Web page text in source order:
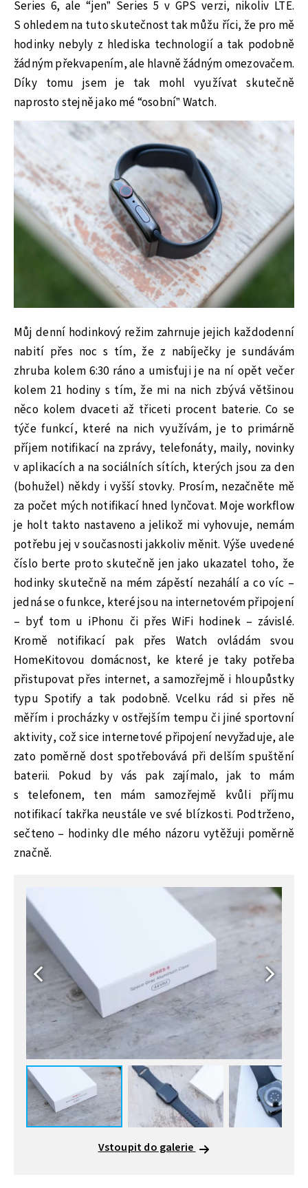
Series 6, ale “jen” Series 5 v GPS verzi, nikoliv LTE.
S ohledem na tuto skutečnost tak můžu říci, že pro mě
hodinky nebyly z hlediska technologií a tak podobně
žádným překvapením, ale hlavně žádným omezovačem.
Díky tomu jsem je tak mohl využívat skutečně
naprosto stejně jako mé “osobní” Watch.
Můj denní hodinkový režim zahrnuje jejich každodenní
nabití přes noc s tím, že z nabíječky je sundávám
zhruba kolem 6:30 ráno a umisťuji je na ní opět večer
kolem 21 hodiny s tím, že mi na nich zbývá většinou
něco kolem dvaceti až třiceti procent baterie. Co se
týče funkcí, které na nich využívám, je to primárně
příjem notifikací na zprávy, telefonáty, maily, novinky
v aplikacích a na sociálních sítích, kterých jsou za den
(bohužel) někdy i vyšší stovky. Prosím, nezačněte mě
za počet mých notifikací hned lynčovat. Moje workflow
je holt takto nastaveno a jelikož mi vyhovuje, nemám
potřebu jej v současnosti jakkoliv měnit. Výše uvedené
číslo berte proto skutečně jen jako ukazatel toho, že
hodinky skutečně na mém zápěstí nezahálí a co víc –
jedná se o funkce, které jsou na internetovém připojení
– byť tom u iPhonu či přes WiFi hodinek – závislé.
Kromě notifikací pak přes Watch ovládám svou
HomeKitovou domácnost, ke které je taky potřeba
přistupovat přes internet, a samozřejmě i hloupůstky
typu Spotify a tak podobně. Vcelku rád si přes ně
měřím i procházky v ostřejším tempu či jiné sportovní
aktivity, což sice internetové připojení nevyžaduje, ale
zato poměrně dost spotřebovává při delším spuštění
baterii. Pokud by vás pak zajímalo, jak to mám
s telefonem, ten mám samozřejmě kvůli příjmu
notifikací takřka neustále ve své blízkosti. Podtrženo,
sečteno – hodinky dle mého názoru vytěžuji poměrně
značně.
Vstoupit do galerie